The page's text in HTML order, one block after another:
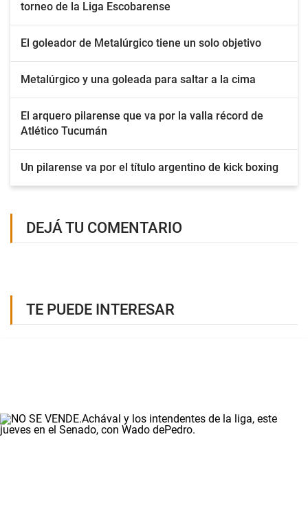
torneo de la Liga Escobarense
El goleador de Metalúrgico tiene un solo objetivo
Metalúrgico y una goleada para saltar a la cima
El arquero pilarense que va por la valla récord de
Atlético Tucumán
Un pilarense va por el título argentino de kick boxing
DEJÁ TU COMENTARIO
TE PUEDE INTERESAR